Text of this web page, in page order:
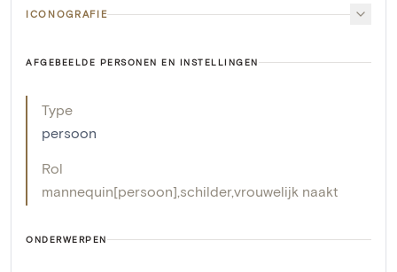
ICONOGRAFIE
AFGEBEELDE PERSONEN EN INSTELLINGEN
Type
persoon
Rol
mannequin[persoon] schilder,vrouwelijk naakt
ONDERWERPEN